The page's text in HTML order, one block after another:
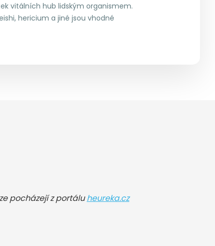
vitálních hub lidským organismem.
hericium a jiné jsou vhodné
pocházejí z portáluheureka.cz